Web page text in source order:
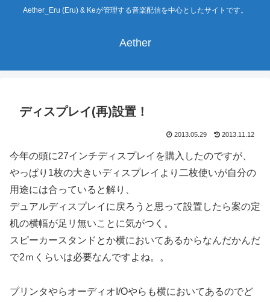
Aether_Eru (Eru) & Keが管理する音楽配信を中心としたサイトです。
Aether
ディスプレイ(再)設置！
2013.05.29 2013.11.12
今年の頭に27インチディスプレイを購入したのですが、
やっぱり1枚の大きいディスプレイより二枚使いが自分の
用途には合っていると解り、
デュアルディスプレイに戻ろうと思って設置したら案の定
机の横幅が足リ無いことに気がつく。
スピーカースタンドとか横においてあるからなんだかんだ
で2ｍくらいは必要なんですよね。。
プリンタやらオーディオI/Oやらも横においてあるのでど